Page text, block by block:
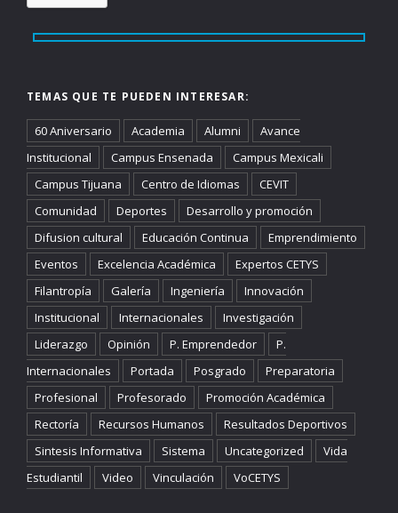
TEMAS QUE TE PUEDEN INTERESAR:
60 Aniversario Academia Alumni
Avance
Institucional
Campus Ensenada
Campus Mexicali
Campus Tijuana
Centro de Idiomas
CEVIT
Comunidad
Deportes
Desarrollo y promoción
Difusion cultural
Educación Continua
Emprendimiento
Eventos
Excelencia Académica
Expertos CETYS
Filantropía
Galería Ingeniería
Innovación
Institucional
Internacionales
Investigación
Liderazgo
Opinión P. Emprendedor
P.
Internacionales
Portada Posgrado
Preparatoria
Profesional
Profesorado
Promoción Académica
Rectoría
Recursos Humanos
Resultados Deportivos
Sintesis Informativa
Sistema Uncategorized
Vida
Estudiantil
Video Vinculación VoCETYS